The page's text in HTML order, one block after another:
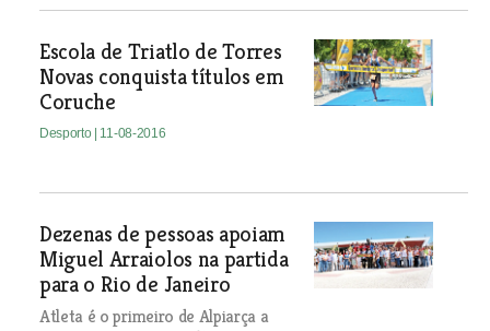
Escola de Triatlo de Torres
Novas conquista títulos em
Coruche
Desporto | 11-08-2016
Dezenas de pessoas apoiam
Miguel Arraiolos na partida
para o Rio de Janeiro
Atleta é o primeiro de Alpiarça a